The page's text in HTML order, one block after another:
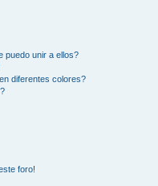
puedo unir a ellos?
diferentes colores?
foro!